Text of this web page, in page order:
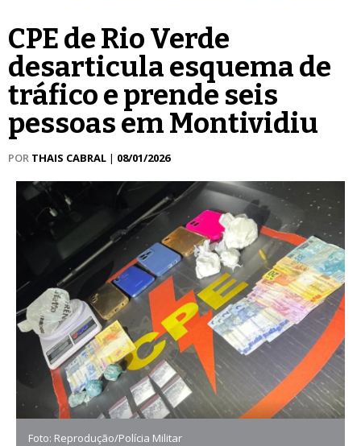
CPE de Rio Verde
desarticula esquema de
tráfico e prende seis
pessoas em Montividiu
POR THAIS CABRAL | 08/01/2026
Foto: Reprodução/Polícia Militar